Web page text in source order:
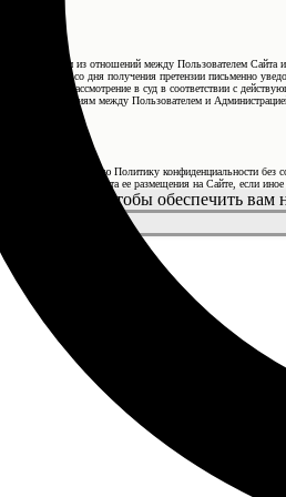
из отношений между Пользователем Сайта и
дней со дня получения претензии письменно
передан на рассмотрение в суд в соответствии с
и отношениям между Пользователем и
в настоящую Политику конфиденциальности без
в силу с момента ее размещения на Сайте, если
cookie, чтобы обеспечить вам